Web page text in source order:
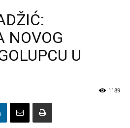
NOVOG
U
1189